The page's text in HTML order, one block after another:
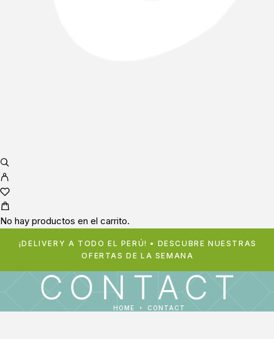
No hay productos en el carrito.
¡DELIVERY A TODO EL PERÚ! • DESCUBRE NUESTRAS
OFERTAS DE LA SEMANA
CONTACT
HOME CONTACT